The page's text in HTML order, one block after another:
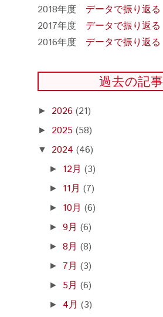
2018年度 データで振り返る
2017年度 データで振り返る
2016年度 データで振り返る
過去の記事
► 2026 (21)
► 2025 (58)
▼ 2024 (46)
► 12月(3)
► 11月(7)
► 10月(6)
►9月(6)
►8月(8)
► 7月(3)
► 5月(6)
► 4月(3)